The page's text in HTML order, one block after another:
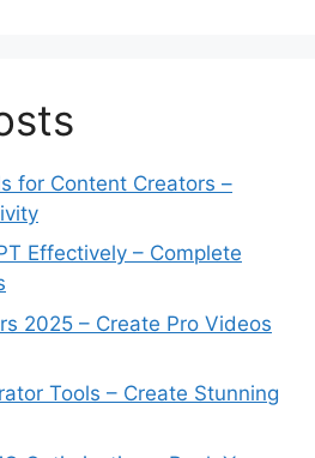
for Content Creators –
Effectively – Complete
2025 – Create Pro Videos
Tools – Create Stunning